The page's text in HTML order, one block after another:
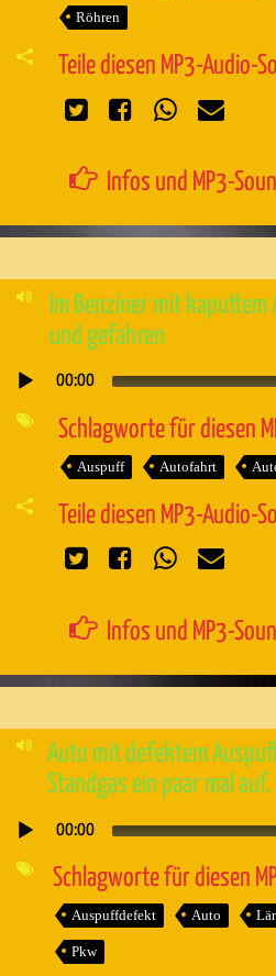
Röhren
Teile diesen MP3-Audio-
Infos und MP3-
Im Benziner mit
und gefahren
Audio-
00:00
Schlagworte für diesen
Auspuff Autofahrt
Teile diesen MP3-Audio-
Infos und MP3-
Auto mit defektem
Standgas ein paar mal auf.
Audio-
00:00
Schlagworte für diesen
Auspuffdefekt Auto
Pkw